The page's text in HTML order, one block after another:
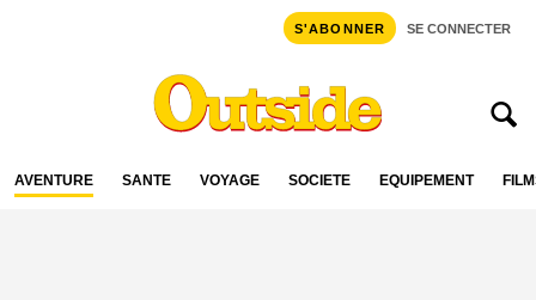
S'ABONNER SE CONNECTER
AVENTURE SANTÉ VOYAGE SOCIÉTÉ ÉQUIPEMENT